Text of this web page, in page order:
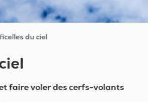
du ciel
faire voler des cerfs-volants